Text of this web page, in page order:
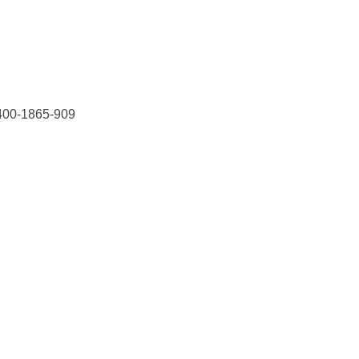
1865-909